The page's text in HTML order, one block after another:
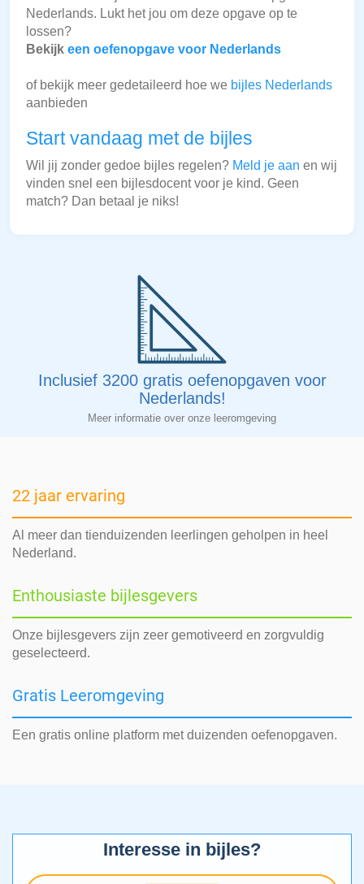
Nederlands. Lukt het jou om deze opgave op te
lossen?
Bekijk een oefenopgave voor Nederlands
of bekijk meer gedetaileerd hoe we bijles Nederlands
aanbieden
Start vandaag met de bijles
Wil jij zonder gedoe bijles regelen? Meld je aan en wij
vinden snel een bijlesdocent voor je kind. Geen
match? Dan betaal je niks!
Inclusief 3200 gratis oefenopgaven voor
Nederlands!
Meer informatie over onze leeromgeving
22 jaar ervaring
Al meer dan tienduizenden leerlingen geholpen in heel
Nederland.
Enthousiaste bijlesgevers
Onze bijlesgevers zijn zeer gemotiveerd en zorgvuldig
geselecteerd.
Gratis Leeromgeving
Een gratis online platform met duizenden oefenopgaven.
Interesse in bijles?